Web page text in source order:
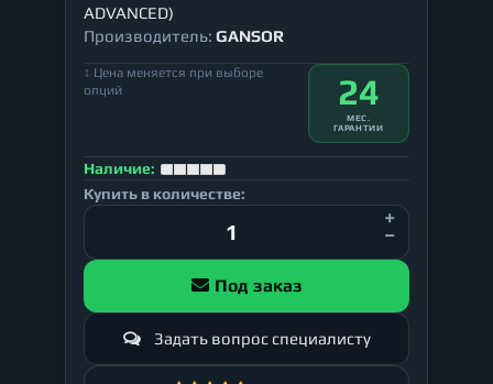
ADVANCED)
Производитель: GANSOR
↕ Цена меняется при выборе
опций
24
МЕС.
ГАРАНТИИ
Наличие:
Купить в количестве:
Под заказ
Задать вопрос специалисту